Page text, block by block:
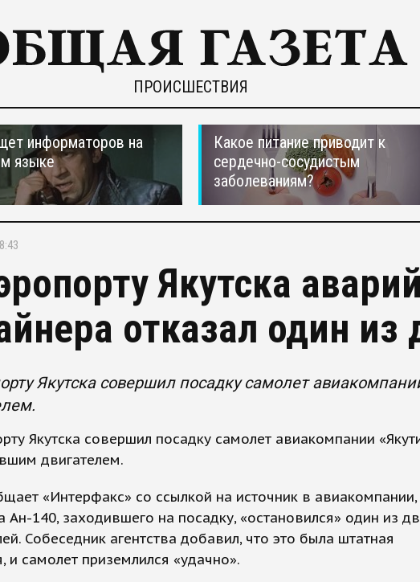
ПРОИСШЕСТВИЯ
информаторов на
языке
Какое питание приводит к
сердечно-сосудистым
заболеваниям?
Якутска
отказал один из
Якутска совершил посадку самолет
Якутска совершил посадку самолет авиакомпании
двигателем.
«Интерфакс» со ссылкой на источник в авиакомпании,
Ан-140, заходившего на посадку, «остановился» один из
Собеседник агентства добавил, что это была штатная
и самолет приземлился «удачно».